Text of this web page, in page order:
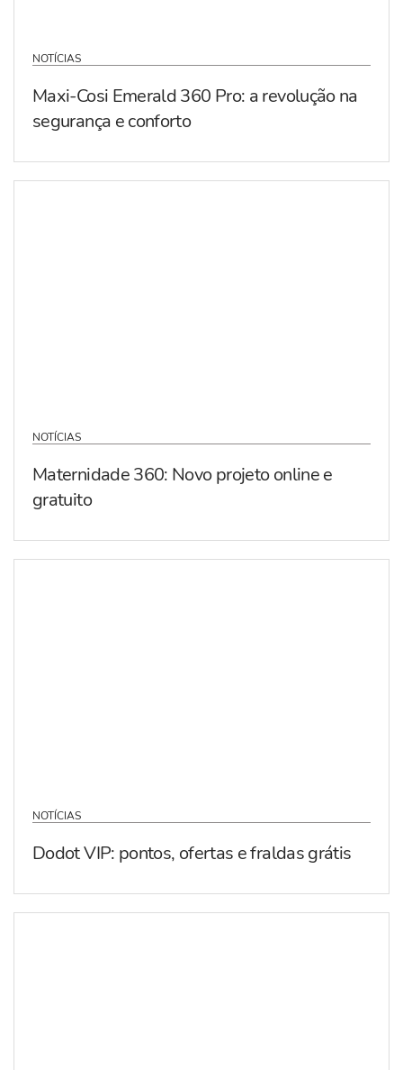
NOTÍCIAS
Maxi-Cosi Emerald 360 Pro: a revolução na
segurança e conforto
NOTÍCIAS
Maternidade 360: Novo projeto online e
gratuito
NOTÍCIAS
Dodot VIP: pontos, ofertas e fraldas grátis